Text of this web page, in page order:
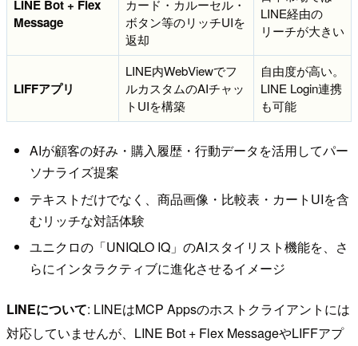
LINE Bot + Flex
Message
カード・カルーセル・
ボタン等のリッチUIを
返却
LINE経由の
リーチが大きい
LIFFアプリ
LINE内WebViewでフ
ルカスタムのAIチャッ
トUIを構築
自由度が高い。
LINE Login連携
も可能
AIが顧客の好み・購入履歴・行動データを活用してパー
ソナライズ提案
テキストだけでなく、商品画像・比較表・カートUIを含
むリッチな対話体験
ユニクロの「UNIQLO IQ」のAIスタイリスト機能を、さ
らにインタラクティブに進化させるイメージ
LINEについて: LINEはMCP Appsのホストクライアントには
対応していませんが、LINE Bot + Flex MessageやLIFFアプ